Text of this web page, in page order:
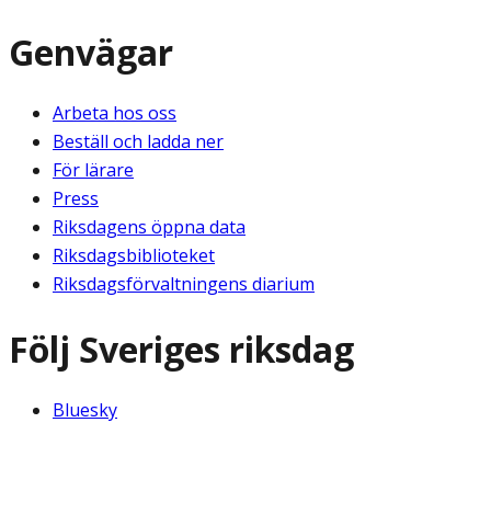
Genvägar
Arbeta hos oss
Beställ och ladda ner
För lärare
Press
Riksdagens öppna data
Riksdagsbiblioteket
Riksdagsförvaltningens diarium
Följ Sveriges riksdag
Bluesky